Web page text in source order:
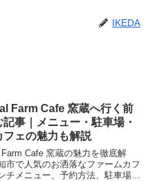
IKEDA
Farm Cafe 窯蔵へ行く前
記事｜メニュー・駐車場・
フェの魅力も解説
Farm Cafe 窯蔵の魅力を徹底解
市で人気のお洒落なファームカフ
チメニュー、予約方法、駐車場、